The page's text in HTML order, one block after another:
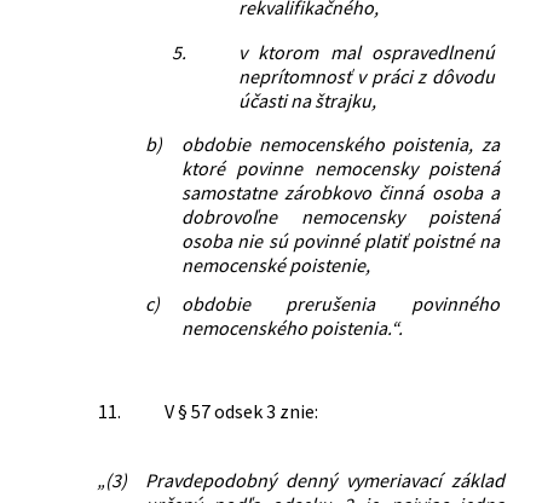
rekvalifikačného,
5.
v ktorom mal ospravedlnenú
neprítomnosť v práci z dôvodu
účasti na štrajku,
b)
obdobie nemocenského poistenia, za
ktoré povinne nemocensky poistená
samostatne zárobkovo činná osoba a
dobrovoľne nemocensky poistená
osoba nie sú povinné platiť poistné na
nemocenské poistenie,
c)
obdobie prerušenia povinného
nemocenského poistenia.“.
11. V § 57 odsek 3 znie:
„(3)
Pravdepodobný denný vymeriavací základ